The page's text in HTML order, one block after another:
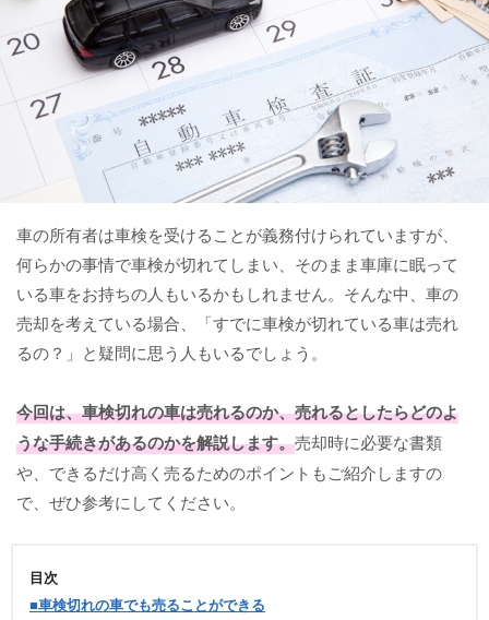
車の所有者は車検を受けることが義務付けられていますが、
何らかの事情で車検が切れてしまい、そのまま車庫に眠って
いる車をお持ちの人もいるかもしれません。そんな中、車の
売却を考えている場合、「すでに車検が切れている車は売れ
るの？」と疑問に思う人もいるでしょう。
今回は、車検切れの車は売れるのか、売れるとしたらどのよ
うな手続きがあるのかを解説します。売却時に必要な書類
や、できるだけ高く売るためのポイントもご紹介しますの
で、ぜひ参考にしてください。
目次
■車検切れの車でも売ることができる